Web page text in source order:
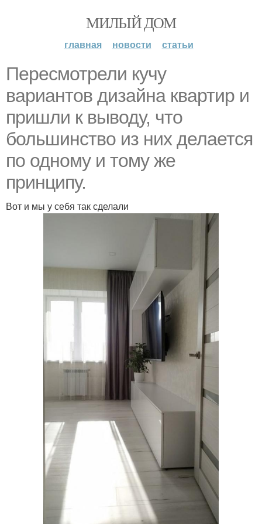
МИЛЫЙ ДОМ
главная новости статьи
Пересмотрели кучу
вариантов дизайна квартир и
пришли к выводу, что
большинство из них делается
по одному и тому же
принципу.
Вот и мы у себя так сделали